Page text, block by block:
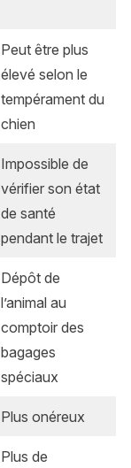
Peut être plus
élevé selon le
tempérament du
chien
Impossible de
vérifier son état
de santé
pendant le trajet
Dépôt de
l’animal au
comptoir des
bagages
spéciaux
Plus onéreux
Plus de